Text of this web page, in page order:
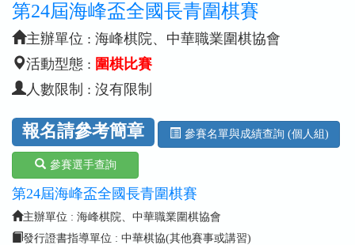
第24屆海峰盃全國長青圍棋賽
主辦單位 : 海峰棋院、中華職業圍棋協會
活動型態 : 圍棋比賽
人數限制 : 沒有限制
報名請參考簡章 參賽名單與成績查詢 (個人組)
參賽選手查詢
第24屆海峰盃全國長青圍棋賽
主辦單位 : 海峰棋院、中華職業圍棋協會
發行證書指導單位 : 中華棋協(其他賽事或講習)